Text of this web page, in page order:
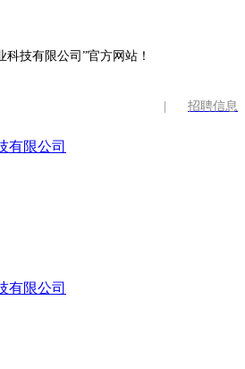
科技有限公司”官方网站！
招聘信息